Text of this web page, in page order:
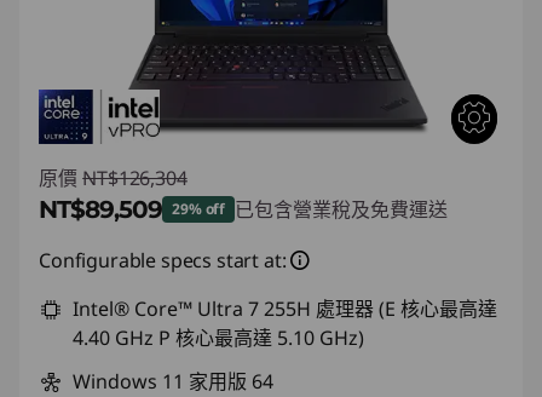
原價 NT$126,304
NT$89,509 29% off 已包含營業稅及免費運送
即時折扣： :-NT$36,795
Configurable specs start at:
Intel® Core™ Ultra 7 255H 處理器 (E 核心最高達
4.40 GHz P 核心最高達 5.10 GHz)
Windows 11 家用版 64